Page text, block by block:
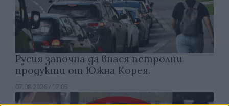
Русия започна да внася петролни
продукти от Южна Корея.
07.08.2026 / 17:05